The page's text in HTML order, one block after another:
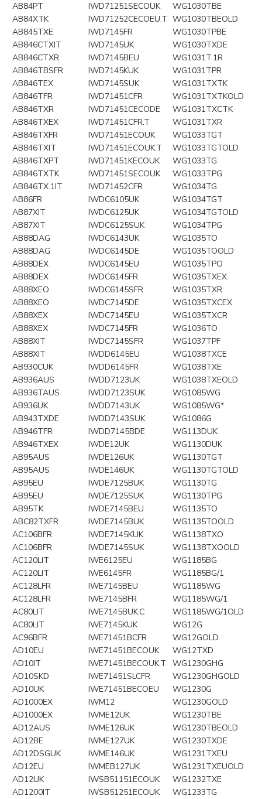
AB84PT
IWD71251SECOUK
WG1030TBE
AB84XTK
IWD71252CECOEU.T WG1030TBEOLD
AB845TXE
IWD7145FR
WG1030TPBE
AB846CTXIT
IWD7145UK
WG1030TXDE
AB846CTXR
IWD7145BEU
WG1031T.1R
AB846TBSFR
IWD7145KUK
WG1031TPR
AB846TEX
IWD7145SUK
WG1031TXTK
AB846TFR
IWD71451CFR
WG1031TXTKOLD
AB846TXR
IWD71451CECODE
WG1031TXCTK
AB846TXEX
IWD71451CFR.T
WG1031TXR
AB846TXFR
IWD71451ECOUK
WG1033TGT
AB846TXIT
IWD71451ECOUK.T
WG1033TGTOLD
AB846TXPT
IWD71451KECOUK
WG1033TG
AB846TXTK
IWD71451SECOUK
WG1033TPG
AB846TX.1IT
IWD71452CFR
WG1034TG
AB86FR
IWDC6105UK
WG1034TGT
AB87XIT
IWDC6125UK
WG1034TGTOLD
AB87XIT
IWDC6125SUK
WG1034TPG
AB88DAG
IWDC6143UK
WG1035TO
AB88DAG
IWDC6145DE
WG1035TOOLD
AB88DEX
IWDC6145EU
WG1035TPO
AB88DEX
IWDC6145FR
WG1035TXEX
AB88XEO
IWDC6145SFR
WG1035TXR
AB88XEO
IWDC7145DE
WG1035TXCEX
AB88XEX
IWDC7145EU
WG1035TXCR
AB88XEX
IWDC7145FR
WG1036TO
AB88XIT
IWDC7145SFR
WG1037TPF
AB88XIT
IWDD6145EU
WG1038TXCE
AB930CUK
IWDD6145FR
WG1038TXE
AB936AUS
IWDD7123UK
WG1038TXEOLD
AB936TAUS
IWDD7123SUK
WG1085WG
AB936UK
IWDD7143UK
WG1085WG*
AB943TXDE
IWDD7143SUK
WG1086G
AB946TFR
IWDD7145BDE
WG113DUK
AB946TXEX
IWDE12UK
WG1130DUK
AB95AUS
IWDE126UK
WG1130TGT
AB95AUS
IWDE146UK
WG1130TGTOLD
AB95EU
IWDE7125BUK
WG1130TG
AB95EU
IWDE7125SUK
WG1130TPG
AB95TK
IWDE7145BEU
WG1135TO
ABC82TXFR
IWDE7145BUK
WG1135TOOLD
AC106BFR
IWDE7145KUK
WG1138TXO
AC106BFR
IWDE7145SUK
WG1138TXOOLD
AC120LIT
IWE6125EU
WG1185BG
AC120LIT
IWE6145FR
WG1185BG/1
AC128LFR
IWE7145BEU
WG1185WG
AC128LFR
IWE7145BFR
WG1185WG/1
AC80LIT
IWE7145BUK.C
WG1185WG/1OLD
AC80LIT
IWE7145KUK
WG12G
AC96BFR
IWE71451BCFR
WG12GOLD
AD10EU
IWE71451BECOUK
WG12TXD
AD10IT
IWE71451BECOUK.T
WG1230GHG
AD10SKD
IWE71451SLCFR
WG1230GHGOLD
AD10UK
IWE71451BECOEU
WG1230G
AD1000EX
IWM12
WG1230GOLD
AD1000EX
IWME12UK
WG1230TBE
AD12AUS
IWME126UK
WG1230TBEOLD
AD12BE
IWME127UK
WG1230TXDE
AD12DSGUK
IWME146UK
WG1231TXEU
AD12EU
IWMEB127UK
WG1231TXEUOLD
AD12UK
IWSB51151ECOUK
WG1232TXE
AD1200IT
IWSB51251ECOUK
WG1233TG